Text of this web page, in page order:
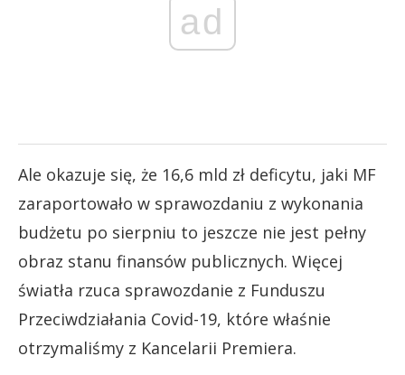
ad
Ale okazuje się, że 16,6 mld zł deficytu, jaki MF
zaraportowało w sprawozdaniu z wykonania
budżetu po sierpniu to jeszcze nie jest pełny
obraz stanu finansów publicznych. Więcej
światła rzuca sprawozdanie z Funduszu
Przeciwdziałania Covid-19, które właśnie
otrzymaliśmy z Kancelarii Premiera.